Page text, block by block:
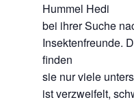
Hummel Hedi
bei ihrer Suche
Insektenfreunde.
finden
sie nur viele
ist verzweifelt,